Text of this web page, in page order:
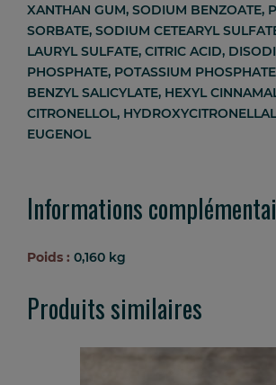
XANTHAN GUM, SODIUM BENZOATE,
SORBATE, SODIUM CETEARYL
LAURYL SULFATE, CITRIC ACID,
PHOSPHATE, POTASSIUM
BENZYL SALICYLATE, HEXYL
CITRONELLOL,
EUGENOL
Informations
Poids : 0,160 kg
Produits similaires